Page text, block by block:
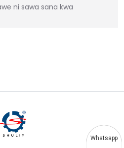
ni sawa sana kwa
Whatsapp